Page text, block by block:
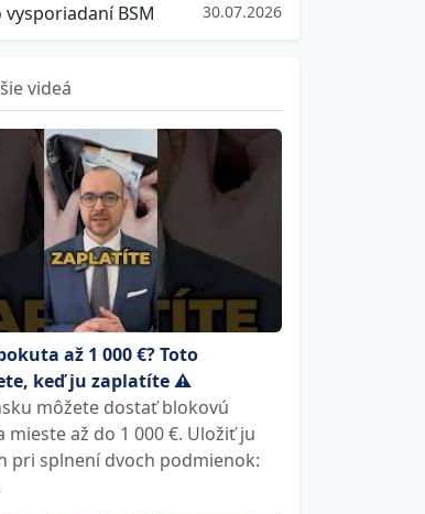
BSM 30.07.2026
videá
až 1 000 €? Toto
keď ju zaplatíte ⚠️
môžete dostať blokovú
mieste až do 1 000 €. Uložiť ju
pri splnení dvoch podmienok: